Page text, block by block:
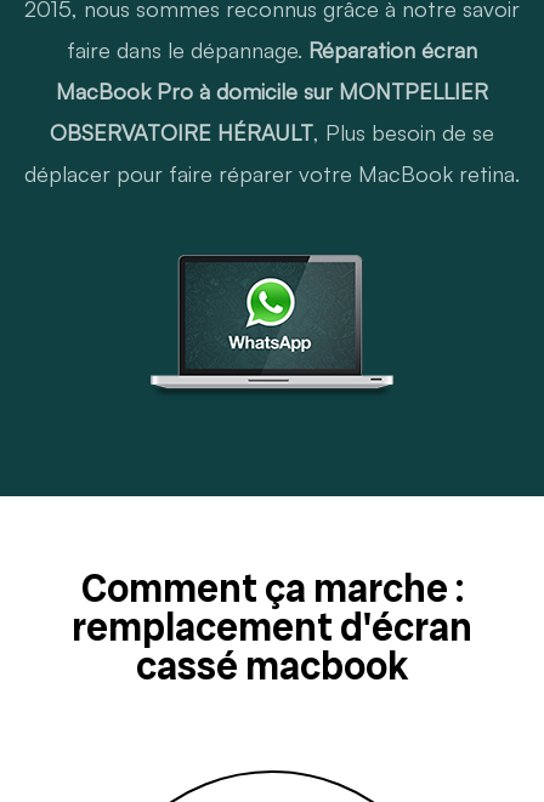
2015, nous sommes reconnus grâce à notre savoir
faire dans le dépannage. Réparation écran
MacBook Pro à domicile sur MONTPELLIER
OBSERVATOIRE HÉRAULT, Plus besoin de se
déplacer pour faire réparer votre MacBook retina.
Comment ça marche :
remplacement d'écran
cassé macbook